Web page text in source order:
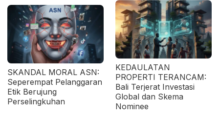
SKANDAL MORAL ASN:
Seperempat Pelanggaran
Etik Berujung
Perselingkuhan
KEDAULATAN
PROPERTI TERANCAM:
Bali Terjerat Investasi
Global dan Skema
Nominee